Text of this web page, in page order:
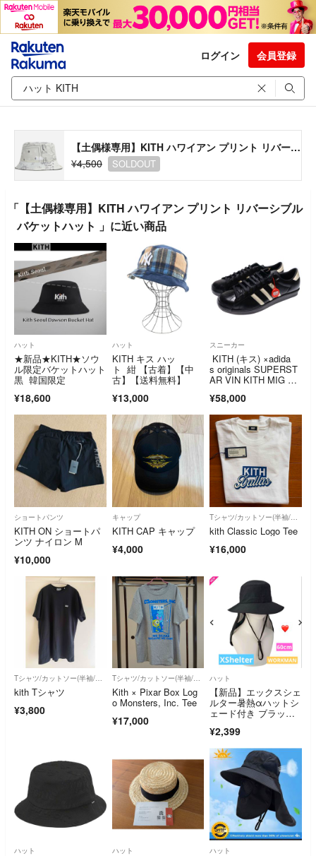
ログイン 会員登録
【土偶様専用】KITH ハワイアン プリント リバーシブル バケットハット
¥4,500
SOLDOUT
「【土偶様専用】KITH ハワイアン プリント リバーシブル
バケットハット 」に近い商品
ハット
★新品★KITH★ソウ
ル限定バケットハット
黒 韓国限定
¥18,600
ハット
KITH キス ハッ
ト 紺 【古着】【中
古】【送料無料】
¥13,000
スニーカー
KITH (キス) ×adida
s originals SUPERST
AR VIN KITH MIG ア
¥58,000
ショートパンツ
KITH ON ショートパ
ンツ ナイロン M
¥10,000
キャップ
KITH CAP キャップ
¥4,000
Tシャツ/カットソー(半袖/袖なし)
kith Classic Logo Tee
¥16,000
Tシャツ/カットソー(半袖/袖なし)
kith Tシャツ
¥3,800
Tシャツ/カットソー(半袖/袖なし)
Kith × Pixar Box Log
o Monsters, Inc. Tee
¥17,000
ハット
【新品】エックスシェ
ルター暑熱αハットシ
ェード付き ブラッ
¥2,399
ハット ハット ハット